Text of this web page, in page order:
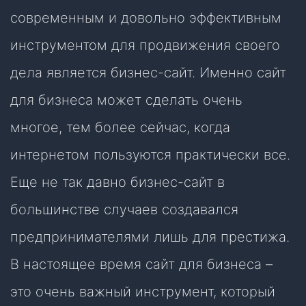
современным и довольно эффективным
инструментом для продвижения своего
дела является бизнес-сайт. Именно сайт
для бизнеса может сделать очень
многое, тем более сейчас, когда
интернетом пользуются практически все.
Еще не так давно бизнес-сайт в
большинстве случаев создавался
предпринимателями лишь для престижа.
В настоящее время сайт для бизнеса –
это очень важный инструмент, который